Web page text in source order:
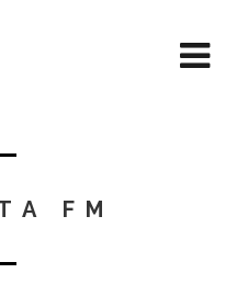
FM